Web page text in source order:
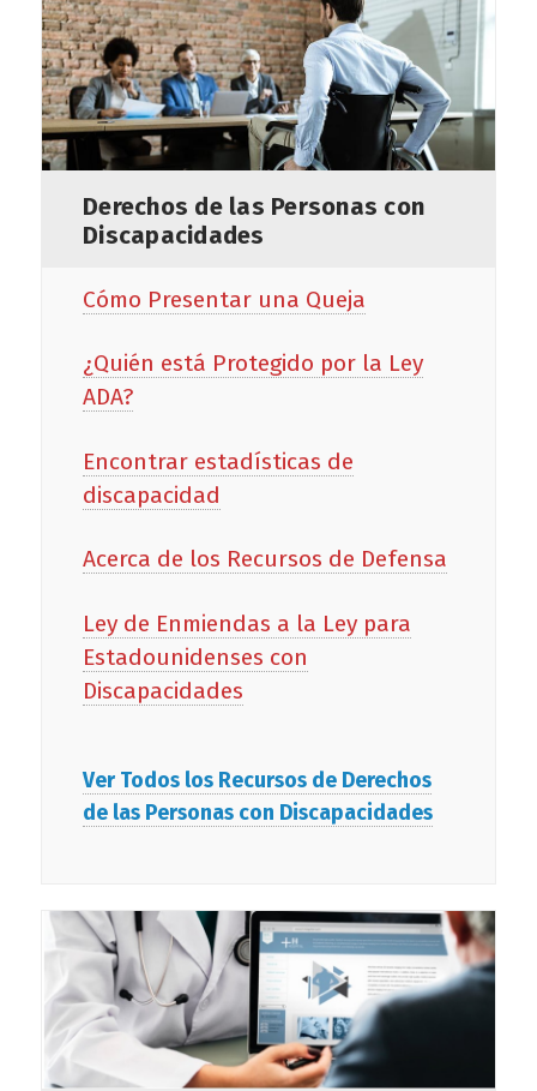
Derechos de las Personas con
Discapacidades
Cómo Presentar una Queja
¿Quién está Protegido por la Ley
ADA?
Encontrar estadísticas de
discapacidad
Acerca de los Recursos de Defensa
Ley de Enmiendas a la Ley para
Estadounidenses con
Discapacidades
Ver Todos los Recursos de Derechos
de las Personas con Discapacidades